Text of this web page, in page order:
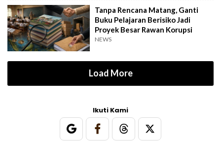
Tanpa Rencana Matang, Ganti
Buku Pelajaran Berisiko Jadi
Proyek Besar Rawan Korupsi
NEWS
Load More
Ikuti Kami